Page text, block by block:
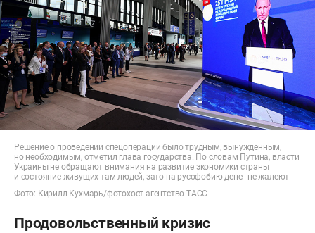
Решение о проведении спецоперации было трудным, вынужденным,
но необходимым, отметил глава государства. По словам Путина, власти
Украины не обращают внимания на развитие экономики страны
и состояние живущих там людей, зато на русофобию денег не жалеют
Фото: Кирилл Кухмарь/фотохост-агентство ТАСС
Продовольственный кризис